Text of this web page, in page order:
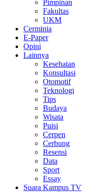
Pimpinan
Fakultas
UKM
Cerminia
E-Paper
Opini
Lainnya
Kesehatan
Konsultasi
Otomotif
Teknologi
Tips
Budaya
Wisata
Puisi
Cerpen
Cerbung
Resensi
Data
Sport
Essay
Suara Kampus TV